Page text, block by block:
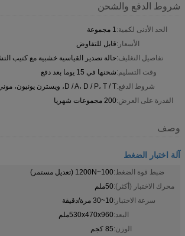
شروط الدفع والشحن
الحد الأدنى لكمية:1 مجموعة
الأسعار:قابل للتفاوض
تفاصيل التغليف:حالة تصدير القياسية خشبية مع كتيب
وقت التسليم:شحنها في 15 يوما بعد دفع
شروط الدفع:D / A، D / P، T / T، ويسترن يونيون، موني جرام
القدرة على العرض:200 مجموعات شهريا
وصف
آلة اختبار الضغط
ضبط قوة الضغط:100~1200N (تعديل مستمر)
محرك الاختبار (أكثر):50ملم
سرعة الاختبار:10~30 مرة/دقيقة
البعد:530x470x960ملم
الوزن:85 كجم